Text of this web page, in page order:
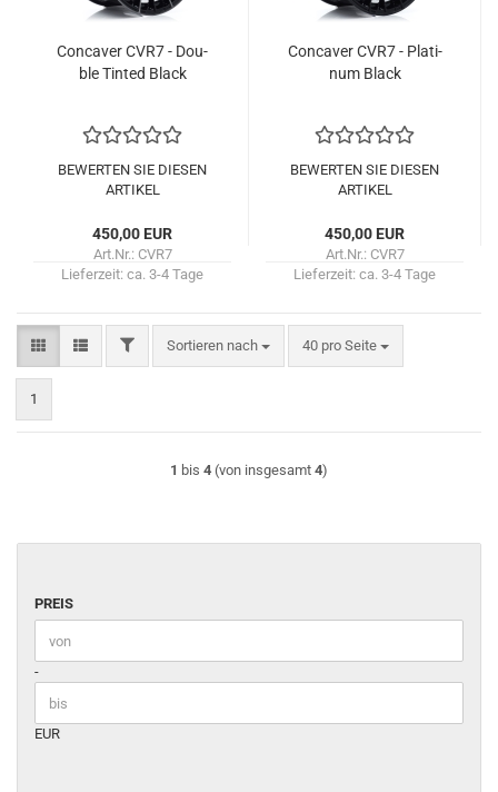
Con­ca­ver CVR7 - Dou­
ble Tin­ted Black
BEWERTEN SIE DIESEN
ARTIKEL
450,00 EUR
Art.Nr.: CVR7
Lieferzeit: ca. 3-4 Tage
Con­ca­ver CVR7 - Pla­ti­
num Black
BEWERTEN SIE DIESEN
ARTIKEL
450,00 EUR
Art.Nr.: CVR7
Lieferzeit: ca. 3-4 Tage
FILTERSortieren nach
Sortieren nach 40 pro Seite
pro Seite
1
1 bis 4 (von insgesamt 4)
PREIS
PREIS
Preis bis
-
EUR